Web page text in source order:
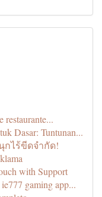
restaurante...
Dasar: Tuntunan...
กไร้ขีดจำกัด!
with Support
gaming app...